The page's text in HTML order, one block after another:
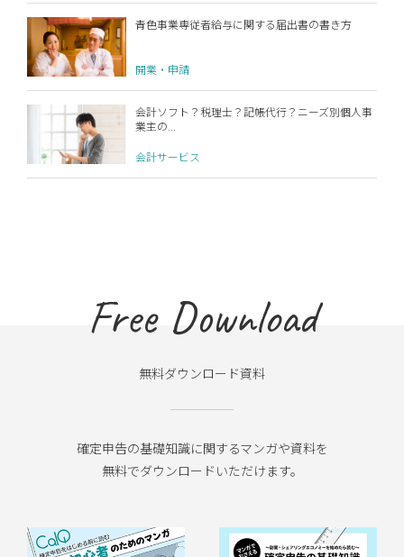
青色事業専従者給与に関する届出書の書き方
開業・申請
会計ソフト？税理士？記帳代行？ニーズ別個人事
業主の...
会計サービス
Free Download
無料ダウンロード資料
確定申告の基礎知識に関するマンガや資料を
無料でダウンロードいただけます。